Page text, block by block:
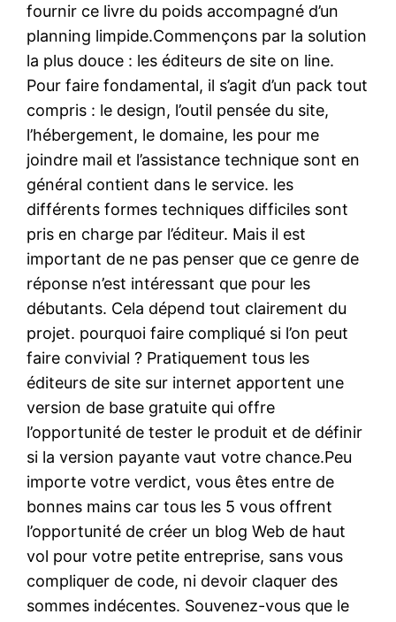
fournir ce livre du poids accompagné d’un
planning limpide.Commençons par la solution
la plus douce : les éditeurs de site on line.
Pour faire fondamental, il s’agit d’un pack tout
compris : le design, l’outil pensée du site,
l’hébergement, le domaine, les pour me
joindre mail et l’assistance technique sont en
général contient dans le service. les
différents formes techniques difficiles sont
pris en charge par l’éditeur. Mais il est
important de ne pas penser que ce genre de
réponse n’est intéressant que pour les
débutants. Cela dépend tout clairement du
projet. pourquoi faire compliqué si l’on peut
faire convivial ? Pratiquement tous les
éditeurs de site sur internet apportent une
version de base gratuite qui offre
l’opportunité de tester le produit et de définir
si la version payante vaut votre chance.Peu
importe votre verdict, vous êtes entre de
bonnes mains car tous les 5 vous offrent
l’opportunité de créer un blog Web de haut
vol pour votre petite entreprise, sans vous
compliquer de code, ni devoir claquer des
sommes indécentes. Souvenez-vous que le